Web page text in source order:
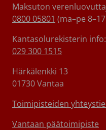
Maksuton
0800 05801 (ma–pe
Kantasolurekisterin info:
029 300 1515
Härkälenkki 13
01730 Vantaa
Toimipisteiden
Vantaan päätoimipiste